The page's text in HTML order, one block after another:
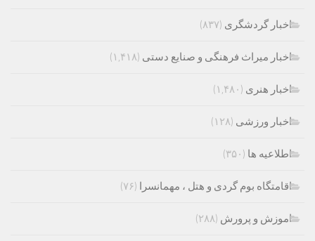
اخبار گردشگری (۸۳۷)
اخبار میراث فرهنگی و صنایع دستی (۱,۴۱۸)
اخبار هنری (۱,۴۸۰)
اخبار ورزشی (۱۲۸)
اطلاعیه ها (۳۵۰)
اقامتگاه بوم گردی و هتل ، مهمانسرا (۷۶)
اموزش و پرورش (۲۸۸)